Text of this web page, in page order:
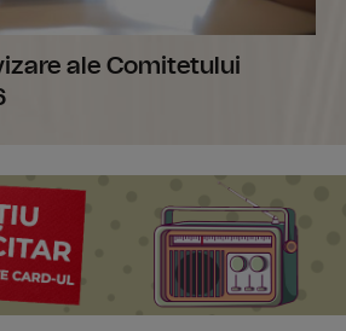
ale Comitetului